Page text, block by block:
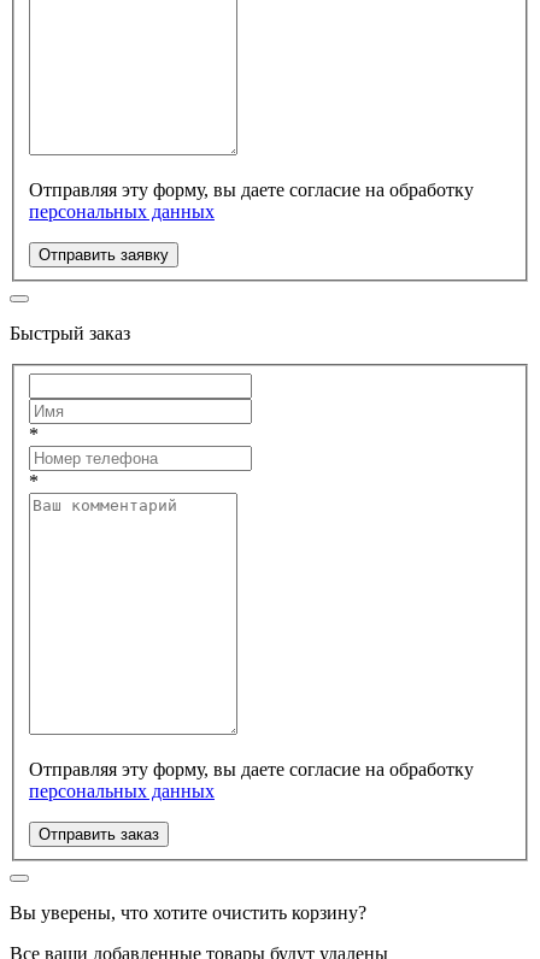
Отправляя эту форму, вы даете согласие на обработку
персональных данных
Отправить заявку
Быстрый заказ
*
*
Отправляя эту форму, вы даете согласие на обработку
персональных данных
Отправить заказ
Вы уверены, что хотите очистить корзину?
Все ваши добавленные товары будут удалены